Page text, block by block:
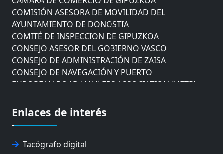
COMISIÓN ASESORA DE MOVILIDAD DEL
AYUNTAMIENTO DE DONOSTIA
COMITÉ DE INSPECCION DE GIPUZKOA
CONSEJO ASESOR DEL GOBIERNO VASCO
CONSEJO DE ADMINISTRACIÓN DE ZAISA
CONSEJO DE NAVEGACIÓN Y PUERTO
EUROPEAN ROAD HAULERS ASSOCIATION (UETR)
EXPOLOGÍSTICA
FEVATRANS (FEDERACIÓN VASCA DE TRANSPORTES)
FITRANS
GIZLOGA
Enlaces de interés
Tacógrafo digital